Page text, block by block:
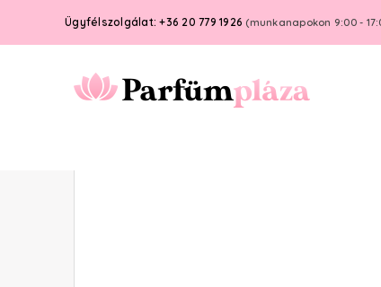
Ügyfélszolgálat: +36 20 779 1926 (munkanapokon 9:00 -